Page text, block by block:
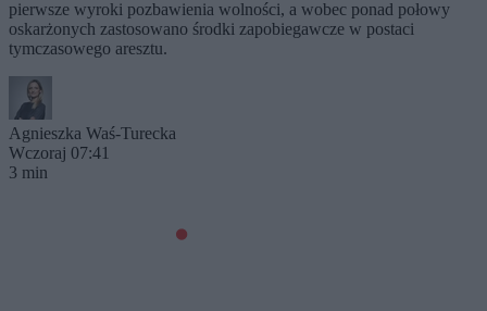
pierwsze wyroki pozbawienia wolności, a wobec ponad połowy
oskarżonych zastosowano środki zapobiegawcze w postaci
tymczasowego aresztu.
Agnieszka Waś-Turecka
Wczoraj 07:41
3 min